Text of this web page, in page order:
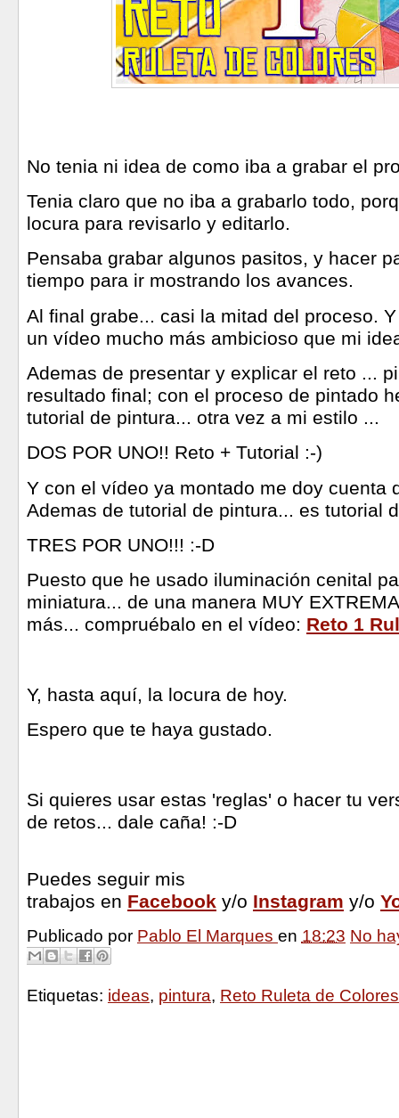
No tenia ni idea de como iba a grabar el
Tenia claro que no iba a grabarlo todo,
locura para revisarlo y editarlo.
Pensaba grabar algunos pasitos, y hacer
tiempo para ir mostrando los avances.
Al final grabe... casi la mitad del proceso.
un vídeo mucho más ambicioso que mi
Ademas de presentar y explicar el reto ...
resultado final; con el proceso de pintado
tutorial de pintura... otra vez a mi estilo ...
DOS POR UNO!! Reto + Tutorial :-)
Y con el vídeo ya montado me doy cuenta
Ademas de tutorial de pintura... es tutorial
TRES POR UNO!!! :-D
Puesto que he usado iluminación cenital
miniatura... de una manera MUY
más... compruébalo en el vídeo: Reto 1
Y, hasta aquí, la locura de hoy.
Espero que te haya gustado.
Si quieres usar estas 'reglas' o hacer tu
de retos... dale caña! :-D
Puedes seguir mis
trabajos en Facebook y/o Instagram y/o
Publicado por Pablo El Marques en 18:23 No
Etiquetas: ideas, pintura, Reto Ruleta de Colores